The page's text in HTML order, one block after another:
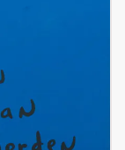
en bronze et
Chooz, dans les
de Gaston
Le Monde
siècle » où
Une grande
à Saint-Paul de